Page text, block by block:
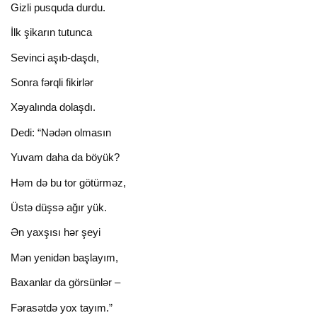
Gizli pusquda durdu.
İlk şikarın tutunca
Sevinci aşıb-daşdı,
Sonra fərqli fikirlər
Xəyalında dolaşdı.
Dedi: “Nədən olmasın
Yuvam daha da böyük?
Həm də bu tor götürməz,
Üstə düşsə ağır yük.
Ən yaxşısı hər şeyi
Mən yenidən başlayım,
Baxanlar da görsünlər –
Fərasətdə yox tayım.”